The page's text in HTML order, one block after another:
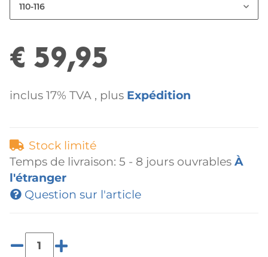
110-116
€ 59,95
inclus 17% TVA , plus Expédition
Stock limité
Temps de livraison: 5 - 8 jours ouvrables À
l'étranger
Question sur l'article